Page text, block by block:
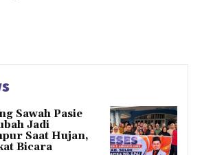
Sawah Pasie
Jadi
Saat Hujan,
Bicara